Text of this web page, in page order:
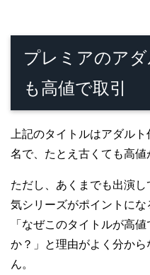
プレミアのア
も高値で取引
上記のタイトルはアダル
名で、たとえ古くても高値
ただし、あくまでも出演
気シリーズがポイントにな
「なぜこのタイトルが高
か？」と理由がよく分か
ん。